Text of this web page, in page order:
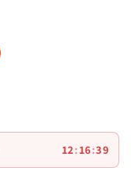
12:16:37